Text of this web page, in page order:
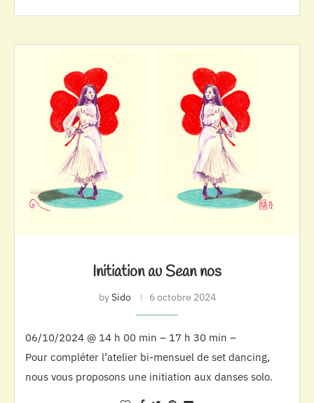
Initiation au Sean nos
bySido 6 octobre 2024
06/10/2024 @ 14 h 00 min – 17 h 30 min –
Pour compléter l’atelier bi-mensuel de set dancing,
nous vous proposons une initiation aux danses solo.